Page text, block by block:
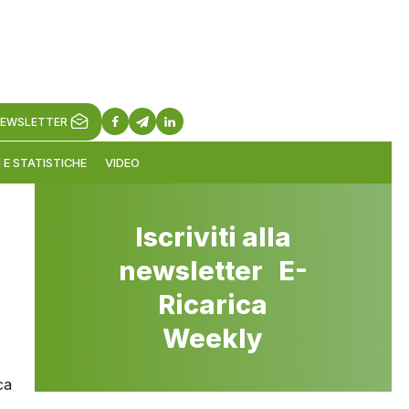
E STATISTICHE VIDEO
Iscriviti alla
newsletter E-
Ricarica
Weekly